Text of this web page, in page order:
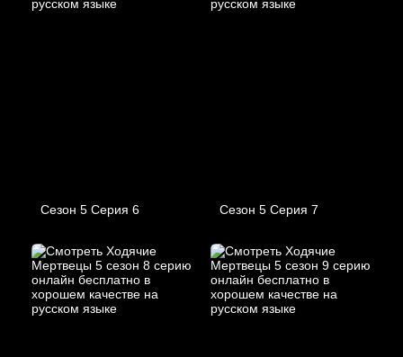
Сезон 5 Серия 6 Сезон 5 Серия 7